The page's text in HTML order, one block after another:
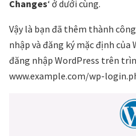
Changes‘ ở dưới cùng.
Vậy là bạn đã thêm thành
nhập và đăng ký mặc định của
đăng nhập WordPress trên
www.example.com/wp-